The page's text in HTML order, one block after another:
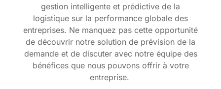
gestion intelligente et prédictive de la
logistique sur la performance globale des
entreprises. Ne manquez pas cette opportunité
de découvrir notre solution de prévision de la
demande et de discuter avec notre équipe des
bénéfices que nous pouvons offrir à votre
entreprise.